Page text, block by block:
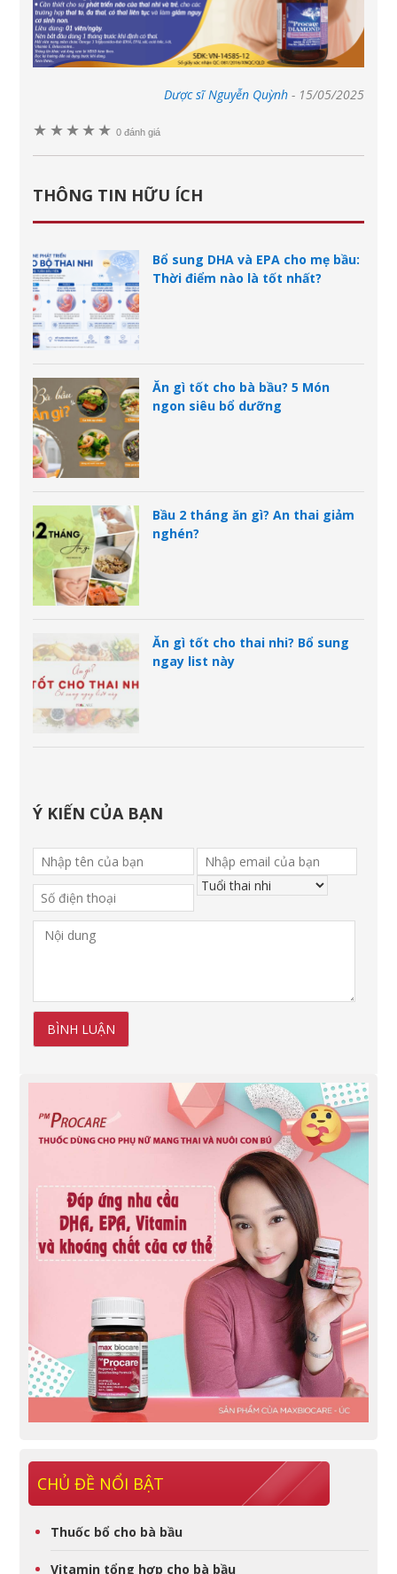
Dược sĩ Nguyễn Quỳnh- 15/05/2025
★ ★★★★ 0 đánh giá
THÔNG TIN HỮU ÍCH
Bổ sung DHA và EPA cho mẹ bầu:
Thời điểm nào là tốt nhất?
Ăn gì tốt cho bà bầu? 5 Món
ngon siêu bổ dưỡng
Bầu 2 tháng ăn gì? An thai giảm
nghén?
Ăn gì tốt cho thai nhi? Bổ sung
ngay list này
Ý KIẾN CỦA BẠN
CHỦ ĐỀ NỔI BẬT
Thuốc bổ cho bà bầu
Vitamin tổng hợp cho bà bầu